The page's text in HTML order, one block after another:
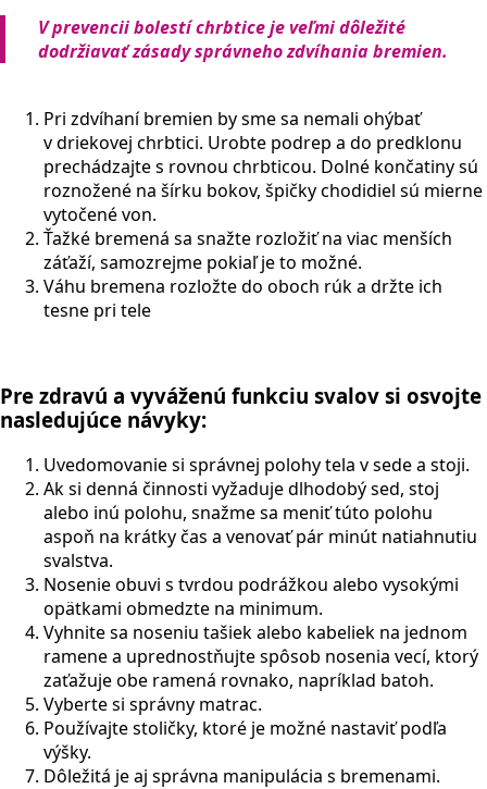
V prevencii bolestí chrbtice je veľmi dôležité
dodržiavať zásady správneho zdvíhania bremien.
Pri zdvíhaní bremien by sme sa nemali ohýbať
v driekovej chrbtici. Urobte podrep a do predklonu
prechádzajte s rovnou chrbticou. Dolné končatiny sú
roznožené na šírku bokov, špičky chodidiel sú mierne
vytočené von.
Ťažké bremená sa snažte rozložiť na viac menších
záťaží, samozrejme pokiaľ je to možné.
Váhu bremena rozložte do oboch rúk a držte ich
tesne pri tele
Pre zdravú a vyváženú funkciu svalov si osvojte
nasledujúce návyky:
Uvedomovanie si správnej polohy tela v sede a stoji.
Ak si denná činnosti vyžaduje dlhodobý sed, stoj
alebo inú polohu, snažme sa meniť túto polohu
aspoň na krátky čas a venovať pár minút natiahnutiu
svalstva.
Nosenie obuvi s tvrdou podrážkou alebo vysokými
opätkami obmedzte na minimum.
Vyhnite sa noseniu tašiek alebo kabeliek na jednom
ramene a uprednostňujte spôsob nosenia vecí, ktorý
zaťažuje obe ramená rovnako, napríklad batoh.
Vyberte si správny matrac.
Používajte stoličky, ktoré je možné nastaviť podľa
výšky.
Dôležitá je aj správna manipulácia s bremenami.